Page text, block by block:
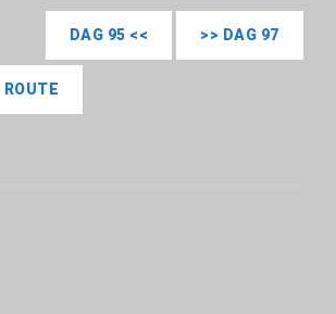
>> DAG 97
DAG 95 <<
ROUTE